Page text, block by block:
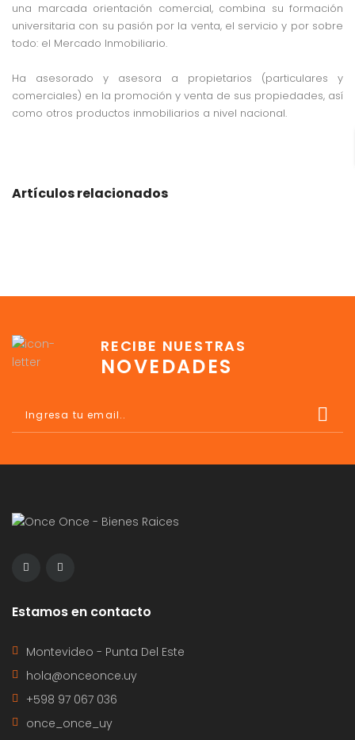
una marcada orientación comercial, combina su formación
universitaria con su pasión por la venta, el servicio y por sobre
todo: el Mercado Inmobiliario.
Ha asesorado y asesora a propietarios (particulares y
comerciales) en la promoción y venta de sus propiedades, así
como otros productos inmobiliarios a nivel nacional.
Artículos relacionados
RECIBE NUESTRAS
NOVEDADES
Estamos en contacto
Montevideo - Punta Del Este
hola@onceonce.uy
+598 97 067 036
once_once_uy